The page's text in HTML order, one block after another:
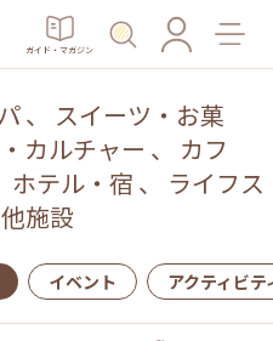
ガイド・マガジン
、 スイーツ・お菓
カルチャー 、 カフ
ホテル・宿 、 ライフス
施設
イベント アクティビテ